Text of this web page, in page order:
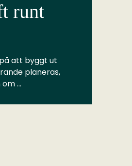
runt
att byggt ut
planeras,
…